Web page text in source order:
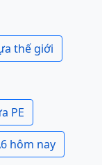
thế giới
PE
hôm nay